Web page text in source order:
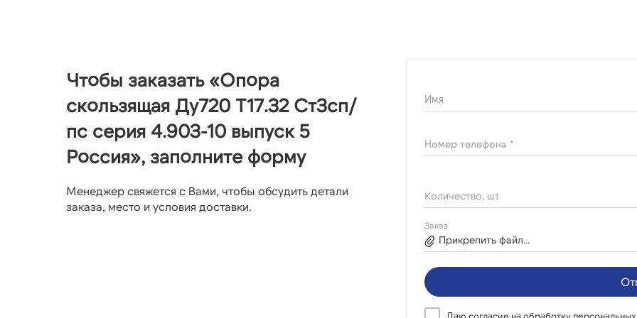
Чтобы заказать «Опора
скользящая Ду720 Т17.32 Ст3сп/
пс серия 4.903-10 выпуск 5
Россия», заполните форму
Менеджер свяжется с Вами, чтобы обсудить детали
заказа, место и условия доставки.
Имя
Номер телефона *
Количество, шт
Заказ
Прикрепить файл...